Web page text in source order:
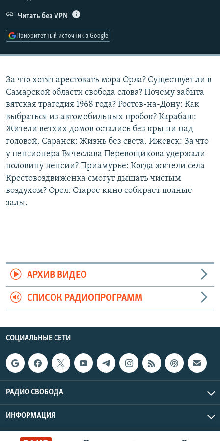
РАСПИСАНИЕ ВЕЩАНИЯ
СОЦИАЛЬНЫЕ СЕТИ
Все сайты РСЕ/РС
Читать без VPN
Приоритетный источник в Google
За что хотят арестовать мэра Орла? Существует ли в
Самарской области свобода слова? Почему забыта
вятская трагедия 1968 года? Ростов-на-Дону: Как
выбраться из автомобильных пробок? Карабаш:
Жители ветхих домов остались без крыши над
головой. Саранск: Жизнь без света. Ижевск: За что
у пенсионера Вячеслава Перевощикова удержали
половину пенсии? Приамурье: Когда жители села
Крестовоздвиженка смогут дышать чистым
воздухом? Орел: Старое кино собирает полные
залы.
АРХИВ ВИДЕО
СПИСОК РАДИОПРОГРАММ
СОЦИАЛЬНЫЕ СЕТИ
РАДИО СВОБОДА
ИНФОРМАЦИЯ